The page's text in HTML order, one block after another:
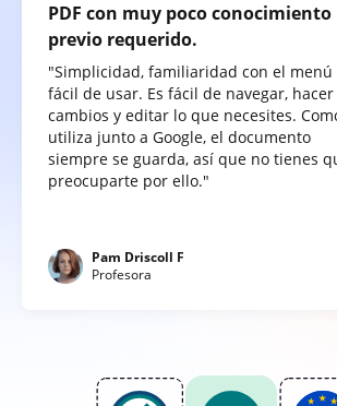
PDF con muy poco conocimiento
previo requerido.
"Simplicidad, familiaridad con el menú
fácil de usar. Es fácil de navegar, hacer
cambios y editar lo que necesites.
utiliza junto a Google, el documento
siempre se guarda, así que no tienes
preocuparte por ello."
Pam Driscoll F
Profesora